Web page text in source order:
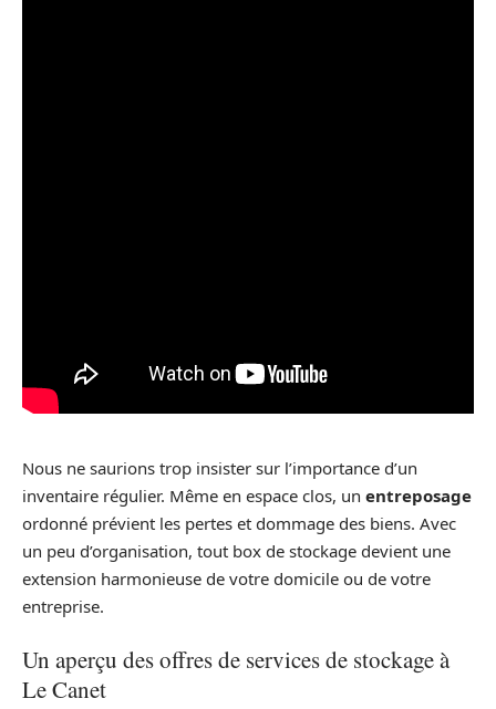
Nous ne saurions trop insister sur l’importance d’un
inventaire régulier. Même en espace clos, un entreposage
ordonné prévient les pertes et dommage des biens. Avec
un peu d’organisation, tout box de stockage devient une
extension harmonieuse de votre domicile ou de votre
entreprise.
Un aperçu des offres de services de stockage à
Le Canet